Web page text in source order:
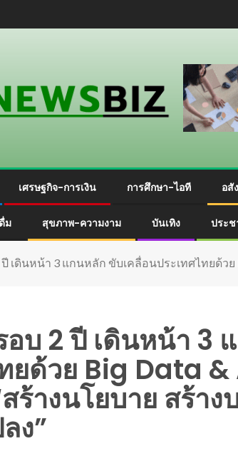
เศรษฐกิจ-การเงิน การศึกษา-ไอที อสั
ม สุขภาพ-ความงาม บันเทิง ประ
เดินหน้า 3 แกนหลัก ขับเคลื่อนประเทศไทยด้ว
อบ 2 ปี เดินหน้า 3
ยด้วย Big Data
ร้างนโยบาย สร้าง
ง”